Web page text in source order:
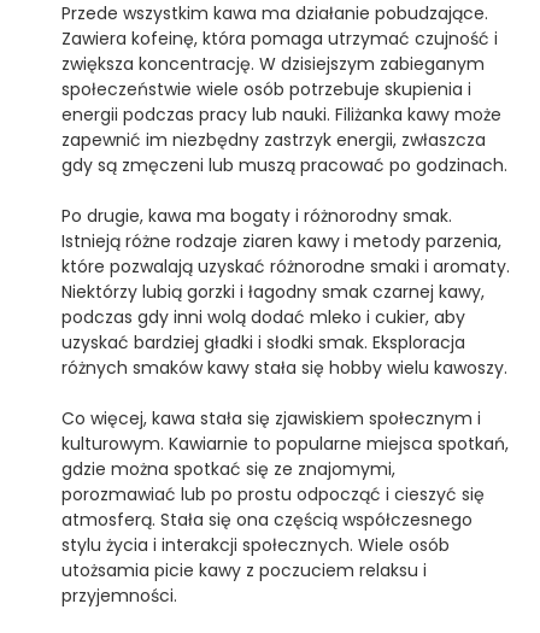
Przede wszystkim kawa ma działanie pobudzające.
Zawiera kofeinę, która pomaga utrzymać czujność i
zwiększa koncentrację. W dzisiejszym zabieganym
społeczeństwie wiele osób potrzebuje skupienia i
energii podczas pracy lub nauki. Filiżanka kawy może
zapewnić im niezbędny zastrzyk energii, zwłaszcza
gdy są zmęczeni lub muszą pracować po godzinach.
Po drugie, kawa ma bogaty i różnorodny smak.
Istnieją różne rodzaje ziaren kawy i metody parzenia,
które pozwalają uzyskać różnorodne smaki i aromaty.
Niektórzy lubią gorzki i łagodny smak czarnej kawy,
podczas gdy inni wolą dodać mleko i cukier, aby
uzyskać bardziej gładki i słodki smak. Eksploracja
różnych smaków kawy stała się hobby wielu kawoszy.
Co więcej, kawa stała się zjawiskiem społecznym i
kulturowym. Kawiarnie to popularne miejsca spotkań,
gdzie można spotkać się ze znajomymi,
porozmawiać lub po prostu odpocząć i cieszyć się
atmosferą. Stała się ona częścią współczesnego
stylu życia i interakcji społecznych. Wiele osób
utożsamia picie kawy z poczuciem relaksu i
przyjemności.